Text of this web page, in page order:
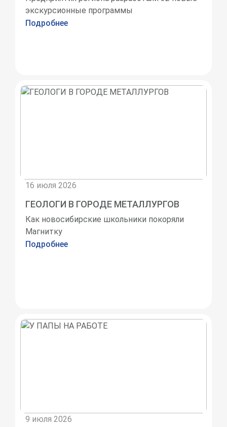
экскурсионные программы
Подробнее
16 июля 2026
ГЕОЛОГИ В ГОРОДЕ МЕТАЛЛУРГОВ
Как новосибирские школьники покоряли
Магнитку
Подробнее
9 июля 2026